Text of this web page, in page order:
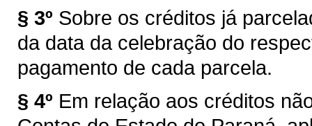
§ 3º Sobre os créditos já
da data da celebração do
pagamento de cada parcela.
§ 4º Em relação aos créditos